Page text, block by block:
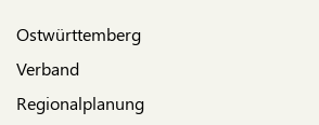
Ostwürttemberg
Verband
Regionalplanung